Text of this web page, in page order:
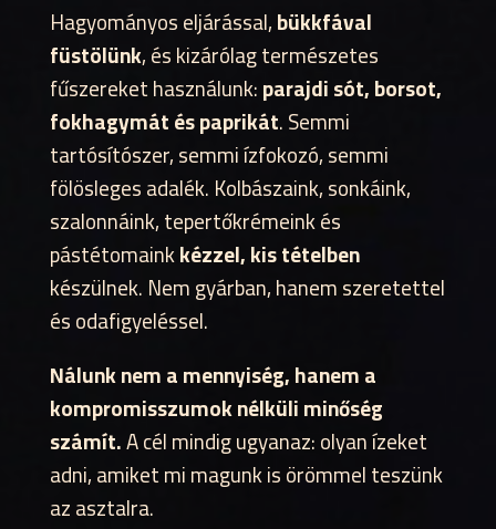
Hagyományos eljárással,bükkfával
füstölünk, és kizárólag természetes
fűszereket használunk:parajdi sót, borsot,
fokhagymát és paprikát. Semmi
tartósítószer, semmi ízfokozó, semmi
fölösleges adalék. Kolbászaink, sonkáink,
szalonnáink, tepertőkrémeink és
pástétomainkkézzel, kis tételben
készülnek. Nem gyárban, hanem szeretettel
és odafigyeléssel.
Nálunk nem a mennyiség, hanem a
kompromisszumok nélküli minőség
számít.A cél mindig ugyanaz: olyan ízeket
adni, amiket mi magunk is örömmel teszünk
az asztalra.